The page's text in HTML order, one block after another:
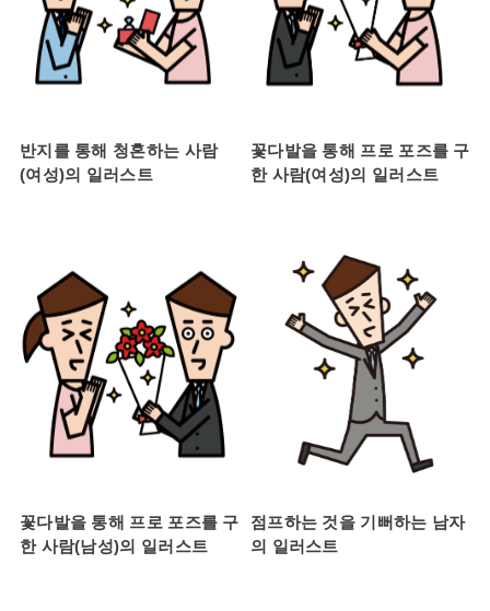
반지를 통해 청혼하는 사람
(여성)의 일러스트
꽃다발을 통해 프로 포즈를 구
한 사람(여성)의 일러스트
꽃다발을 통해 프로 포즈를 구
한 사람(남성)의 일러스트
점프하는 것을 기뻐하는 남자
의 일러스트